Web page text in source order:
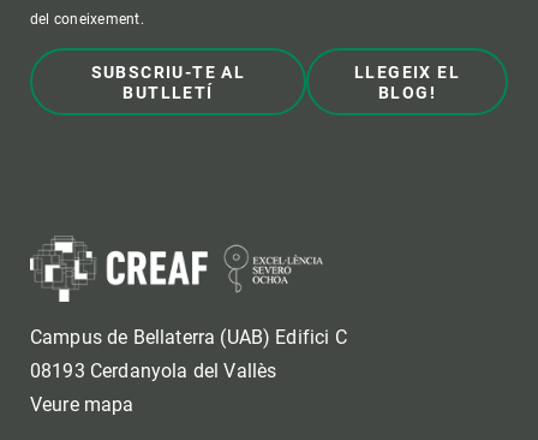
del coneixement.
SUBSCRIU-TE AL
BUTLLETÍ
LLEGEIX EL
BLOG!
Campus de Bellaterra (UAB) Edifici C
08193 Cerdanyola del Vallès
Veure mapa